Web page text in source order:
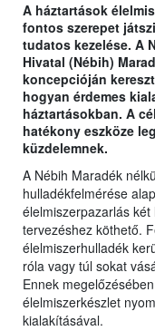
A háztartások
fontos szerepet
tudatos kezelése. A
Hivatal (Nébih)
koncepcióján
hogyan érdemes
háztartásokban. A
hatékony eszköze
küzdelemnek.
A Nébih Maradék
hulladékfelmérése
élelmiszerpazarlás
tervezéshez köthető.
élelmiszerhulladék
róla vagy túl sokat
Ennek
élelmiszerkészlet
kialakításával.